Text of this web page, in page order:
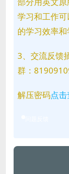
学习和工作
的学习效率和
3、交流反馈
群：
解压密码点